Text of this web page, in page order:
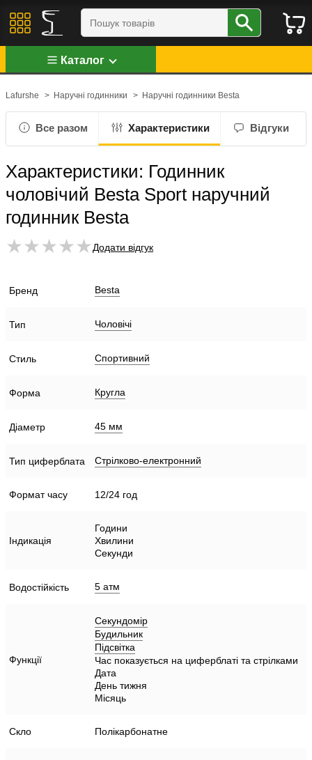
Каталог
Lafurshe > Наручні годинники > Наручні годинники Besta
Все разом Характеристики Відгуки
Характеристики: Годинник
чоловічий Besta Sport наручний
годинник Besta
Додати відгук
Бренд Besta
Тип Чоловічі
Стиль Спортивний
Форма Кругла
Діаметр 45 мм
Тип циферблата Стрілково-електронний
Формат часу 12/24 год
Індикація
Години
Хвилини
Секунди
Водостійкість 5 атм
Функції
Секундомір
Будильник
Підсвітка
Час показується на циферблаті та стрілками
Дата
День тижня
Місяць
Скло Полікарбонатне